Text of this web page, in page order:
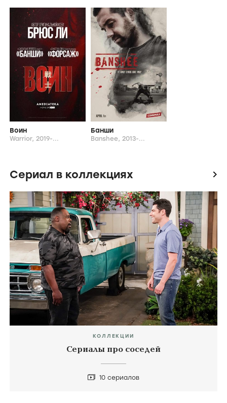
Воин
Warrior, 2019-...
Банши
Banshee, 2013-...
Сериал в коллекциях icon
КОЛЛЕКЦИИ
Сериалы про соседей
10 сериалов